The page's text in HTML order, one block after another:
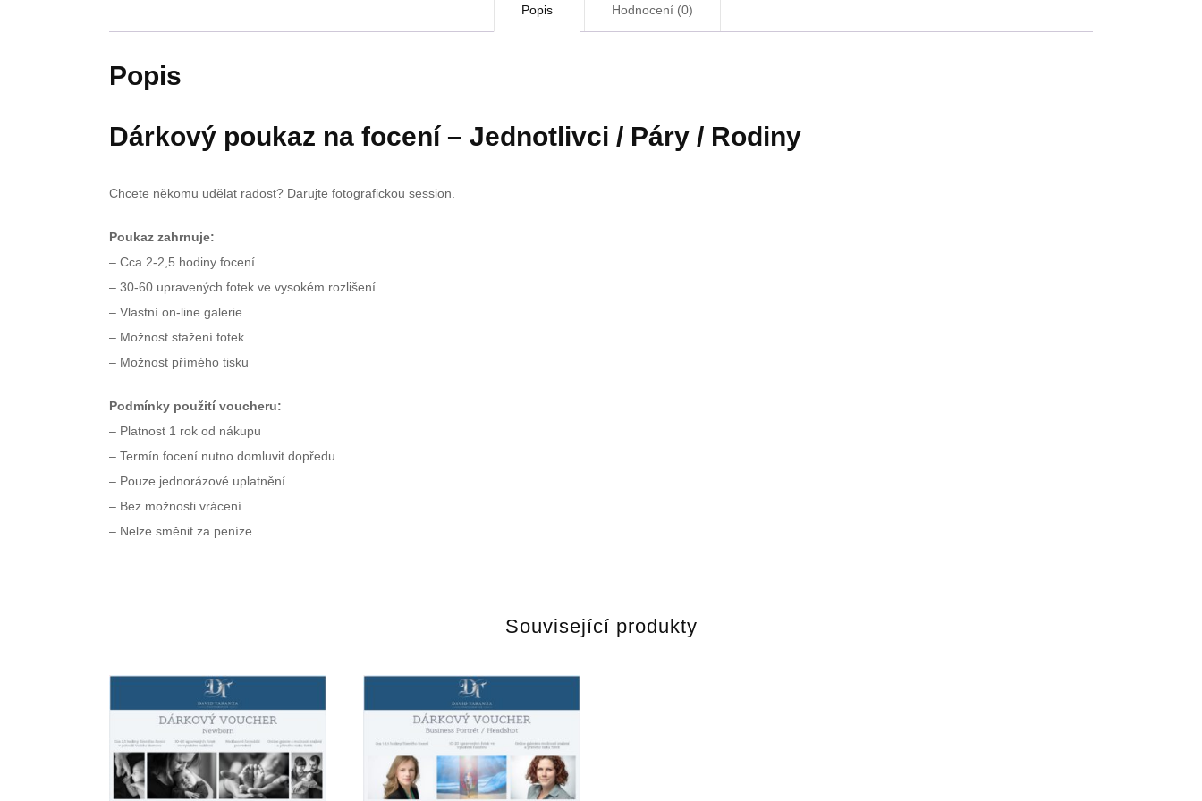
Popis Hodnocení (0)
Popis
Dárkový poukaz na focení – Jednotlivci / Páry / Rodiny
Chcete někomu udělat radost? Darujte fotografickou session.
Poukaz zahrnuje:
– Cca 2-2,5 hodiny focení
– 30-60 upravených fotek ve vysokém rozlišení
– Vlastní on-line galerie
– Možnost stažení fotek
– Možnost přímého tisku
Podmínky použití voucheru:
– Platnost 1 rok od nákupu
– Termín focení nutno domluvit dopředu
– Pouze jednorázové uplatnění
– Bez možnosti vrácení
– Nelze směnit za peníze
Související produkty